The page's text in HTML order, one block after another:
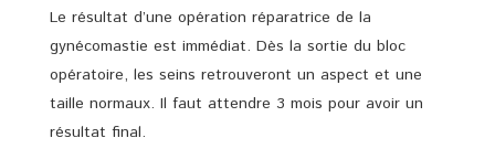
Le résultat d’une opération réparatrice de la
gynécomastie est immédiat. Dès la sortie du bloc
opératoire, les seins retrouveront un aspect et une
taille normaux. Il faut attendre 3 mois pour avoir un
résultat final.